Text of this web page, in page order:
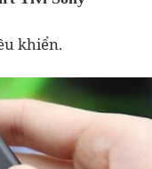
khiển.